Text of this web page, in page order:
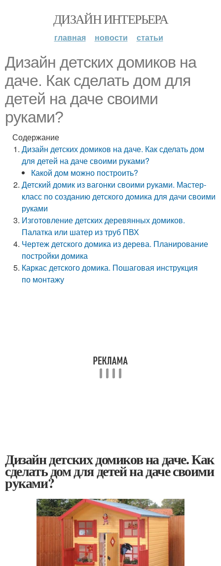
ДИЗАЙН ИНТЕРЬЕРА
главная новости статьи
Дизайн детских домиков на
даче. Как сделать дом для
детей на даче своими
руками?
Содержание
Дизайн детских домиков на даче. Как сделать дом
для детей на даче своими руками?
Какой дом можно построить?
Детский домик из вагонки своими руками. Мастер-
класс по созданию детского домика для дачи своими
руками
Изготовление детских деревянных домиков.
Палатка или шатер из труб ПВХ
Чертеж детского домика из дерева. Планирование
постройки домика
Каркас детского домика. Пошаговая инструкция
по монтажу
Дизайн детских домиков на даче. Как
сделать дом для детей на даче своими
руками?